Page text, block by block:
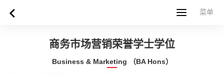
菜单
菜单
简体中文 繁體中文
关于西苏格兰大学
商务市场营销荣誉学士学位
Business & Marketing （BA Hons）